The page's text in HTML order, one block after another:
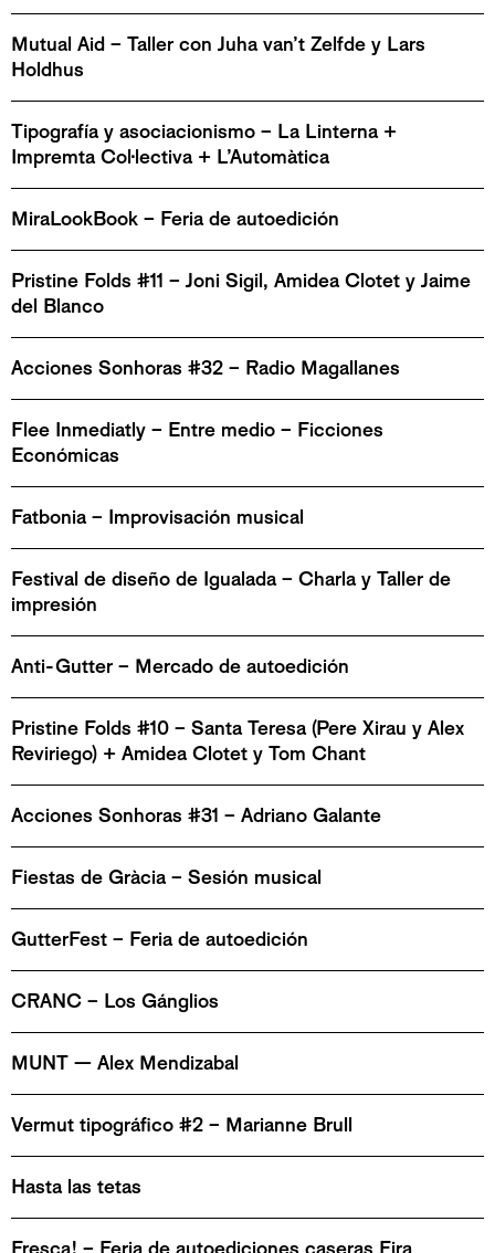
Mutual Aid – Taller con Juha van’t Zelfde y Lars
Holdhus
Tipografía y asociacionismo – La Linterna +
Impremta Col·lectiva + L’Automàtica
MiraLookBook – Feria de autoedición
Pristine Folds #11 – Joni Sigil, Amidea Clotet y Jaime
del Blanco
Acciones Sonhoras #32 – Radio Magallanes
Flee Inmediatly – Entre medio – Ficciones
Económicas
Fatbonia – Improvisación musical
Festival de diseño de Igualada – Charla y Taller de
impresión
Anti-Gutter – Mercado de autoedición
Pristine Folds #10 – Santa Teresa (Pere Xirau y Alex
Reviriego) + Amidea Clotet y Tom Chant
Acciones Sonhoras #31 – Adriano Galante
Fiestas de Gràcia – Sesión musical
GutterFest – Feria de autoedición
CRANC – Los Gánglios
MUNT — Alex Mendizabal
Vermut tipográfico #2 – Marianne Brull
Hasta las tetas